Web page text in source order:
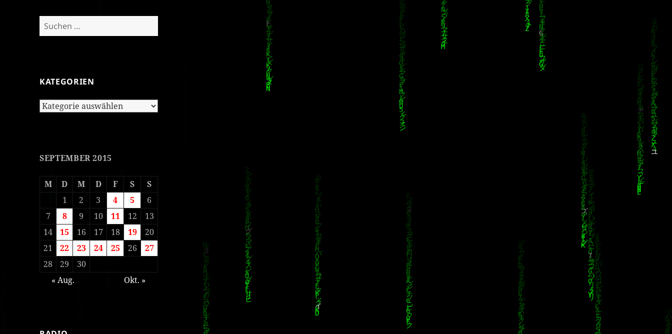
Suchen
nach:
KATEGORIEN
Kategorien
SEPTEMBER 2015
M D M D F S
S
1
2 3 4 5
6
7
8 9 10 11 12
13
14
15 16 17 18 19
20
21
22 23 24 25 26
27
28
29
30
« Aug.
Okt. »